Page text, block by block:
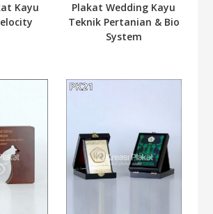
Kayu
Plakat Wedding Kayu
Teknik Pertanian & Bio
System